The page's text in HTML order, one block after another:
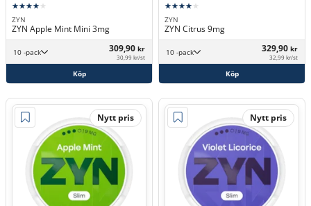
ZYN
ZYN Apple Mint Mini 3mg
10 -pack 309,90 kr
30,99 kr/st
Köp
ZYN
ZYN Citrus 9mg
10 -pack 329,90 kr
32,99 kr/st
Köp
Nytt pris Nytt pris